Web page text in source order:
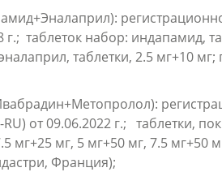
г.; таблеток набор: индапамид,
таблетки, 2.5 мг+10
от 09.06.2022 г.; таблетки,
мг+25 мг, 5 мг+50 мг, 7.5 мг+50
Франция);